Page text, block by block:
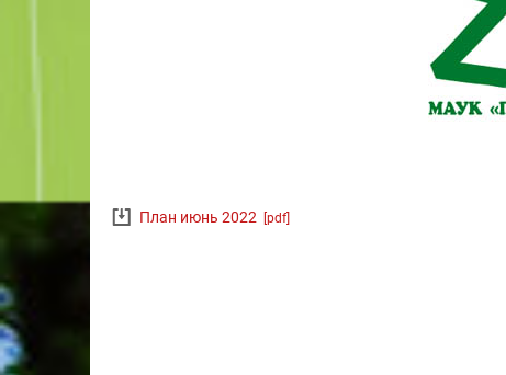
План июнь 2022 [pdf]